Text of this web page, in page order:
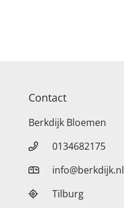
Contact
Berkdijk Bloemen
0134682175
info@berkdijk.nl
Tilburg